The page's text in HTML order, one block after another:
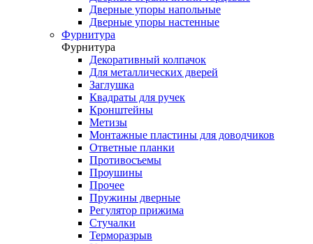
Дверные упоры напольные
Дверные упоры настенные
Фурнитура
Фурнитура
Декоративный колпачок
Для металлических дверей
Заглушка
Квадраты для ручек
Кронштейны
Метизы
Монтажные пластины для доводчиков
Ответные планки
Противосъемы
Проушины
Прочее
Пружины дверные
Регулятор прижима
Стучалки
Терморазрыв